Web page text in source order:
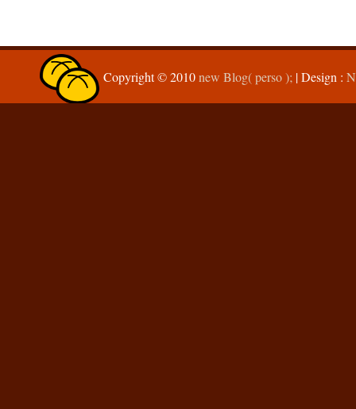
Copyright © 2010new Blog( perso ); | Design :